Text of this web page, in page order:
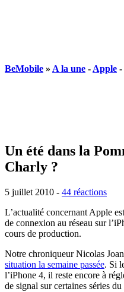
BeMobile » A la une - Apple -
Un été dans la
Charly ?
5 juillet 2010 - 44 réactions
L’actualité concernant Apple
de connexion au réseau sur
cours de production.
Notre chroniqueur Nicolas
situation la semaine passée. Si
l’iPhone 4, il reste encore à
de signal sur certaines séries